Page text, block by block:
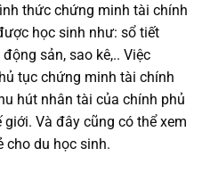
thức chứng minh tài chính
học sinh như: sổ tiết
sản, sao kê,.. Việc
tục chứng minh tài chính
hút nhân tài của chính phủ
Và đây cũng có thể xem
cho du học sinh.